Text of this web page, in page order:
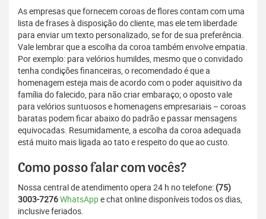
As empresas que fornecem coroas de flores contam com uma
lista de frases à disposição do cliente, mas ele tem liberdade
para enviar um texto personalizado, se for de sua preferência.
Vale lembrar que a escolha da coroa também envolve empatia.
Por exemplo: para velórios humildes, mesmo que o convidado
tenha condições financeiras, o recomendado é que a
homenagem esteja mais de acordo com o poder aquisitivo da
família do falecido, para não criar embaraço; o oposto vale
para velórios suntuosos e homenagens empresariais – coroas
baratas podem ficar abaixo do padrão e passar mensagens
equivocadas. Resumidamente, a escolha da coroa adequada
está muito mais ligada ao tato e respeito do que ao custo.
Como posso falar com vocês?
Nossa central de atendimento opera 24 h no telefone: (75)
3003-7276WhatsAppe chat online disponíveis todos os dias,
inclusive feriados.